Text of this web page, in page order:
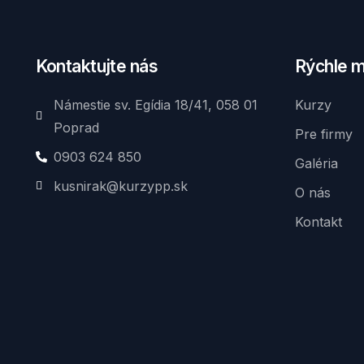
Kontaktujte nás
Námestie sv. Egídia 18/41, 058 01
Poprad
0903 624 850
kusnirak@kurzypp.sk
Rýchle
Kurzy
Pre firmy
Galéria
O nás
Kontakt